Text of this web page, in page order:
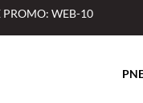
PROMO: WEB-10